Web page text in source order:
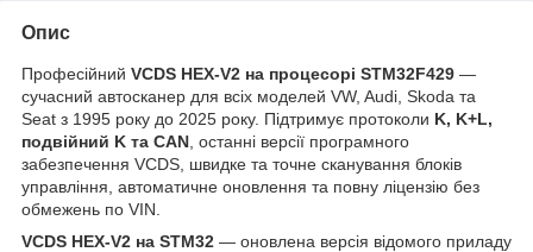
Опис
Професійний VCDS HEX-V2 на процесорі STM32F429 —
сучасний автосканер для всіх моделей VW, Audi, Skoda та
Seat з 1995 року до 2025 року. Підтримує протоколи K, K+L,
подвійний K та CAN , останні версії програмного
забезпечення VCDS, швидке та точне сканування блоків
управління, автоматичне оновлення та повну ліцензію без
обмежень по VIN.
VCDS HEX-V2 на STM32 — оновлена версія відомого приладу